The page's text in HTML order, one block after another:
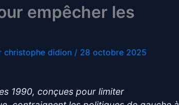
empêcher les
christophe didion / 28 octobre 2025
1990, conçues pour limiter